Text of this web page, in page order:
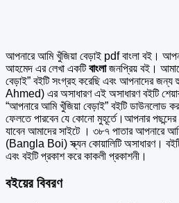
আপনারে আমি খুঁজিয়া বেড়াই pdf বাংলা বই।
আহমেদ এর লেখা একটিবাংলাজনপ্রিয় বই।
বেড়াই” বইটি সংগ্রহ করেছি এবং আপনাদের
Ahmed) এর অসাধারণ এই অসাধারণ বইটি
“আপনারে আমি খুঁজিয়া বেড়াই” বইটি ডাউনলোড
ফেলতে পারবেন যে কোনো মুহূর্তে।আপনার
যাবেন আমাদের সাইটে । ৩৮৭ পাতার আপনারে
(Bangla Boi) স্ক্যন কোয়ালিটি অসাধারণ।
এবং বইটি প্রকাশ করে কাকলী প্রকাশনী।
বইয়ের বিবরণ